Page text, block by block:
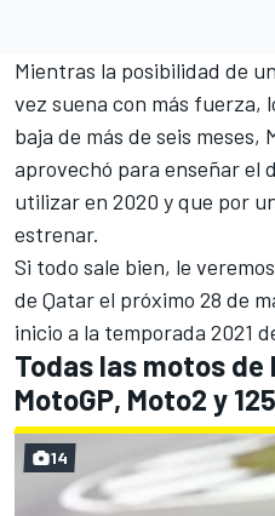
Mientras la posibilidad de
vez suena con más fuerza,
baja de más de seis
aprovechó para enseñar el
utilizar en 2020 y que por
estrenar.
Si todo sale bien, le
de Qatar el próximo 28 de
inicio a la temporada 2021
Todas las motos de
MotoGP, Moto2 y
14